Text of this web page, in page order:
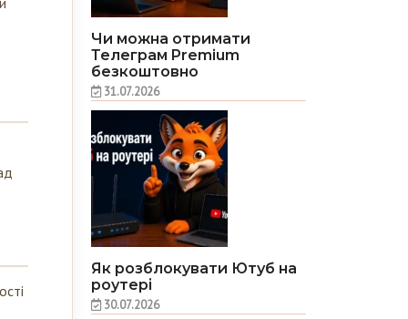
Чи можна отримати
Телеграм Premium
безкоштовно
31.07.2026
Як розблокувати Ютуб на
роутері
30.07.2026